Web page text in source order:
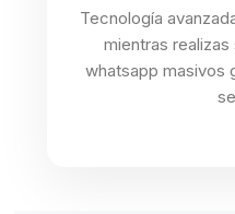
Tecnología
mientras
whatsapp masivos